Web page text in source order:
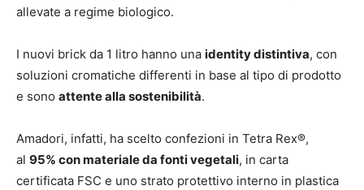
allevate a regime biologico.
I nuovi brick da 1 litro hanno una identity distintiva, con
soluzioni cromatiche differenti in base al tipo di prodotto
e sono attente alla sostenibilità.
Amadori, infatti, ha scelto confezioni in Tetra Rex®,
al 95% con materiale da fonti vegetali, in carta
certificata FSC e uno strato protettivo interno in plastica